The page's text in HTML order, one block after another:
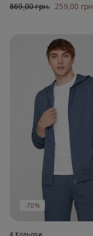
869,00 грн. 259,00
-70%
4 Кольори